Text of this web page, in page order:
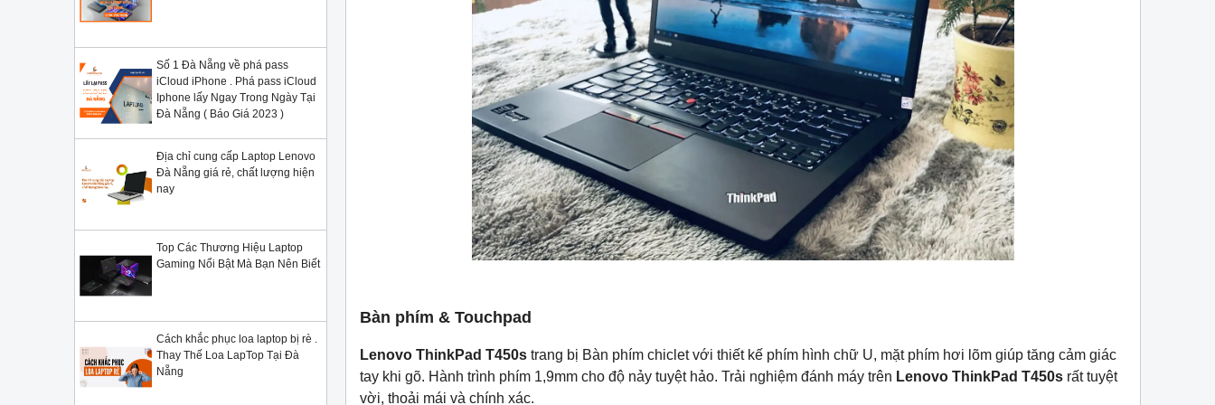
Số 1 Đà Nẵng về phá pass
iCloud iPhone . Phá pass iCloud
Iphone lấy Ngay Trong Ngày Tại
Đà Nẵng ( Báo Giá 2023 )
Địa chỉ cung cấp Laptop Lenovo
Đà Nẵng giá rẻ, chất lượng hiện
nay
Top Các Thương Hiệu Laptop
Gaming Nổi Bật Mà Bạn Nên Biết
Cách khắc phục loa laptop bị rè .
Thay Thế Loa LapTop Tại Đà
Nẵng
Bàn phím & Touchpad
Lenovo ThinkPad T450s trang bị Bàn phím chiclet với thiết kế phím hình chữ U, mặt phím hơi lõm giúp tăng cảm giác
tay khi gõ. Hành trình phím 1,9mm cho độ nảy tuyệt hảo. Trải nghiệm đánh máy trên Lenovo ThinkPad T450s rất tuyệt
vời, thoải mái và chính xác.